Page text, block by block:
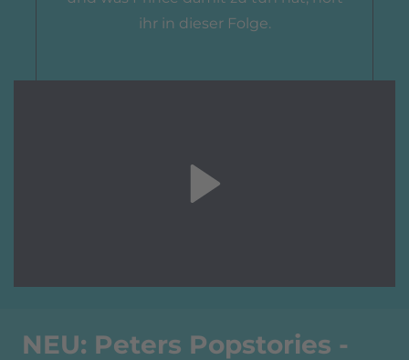
ihr in dieser Folge.
NEU: Peters Popstories -